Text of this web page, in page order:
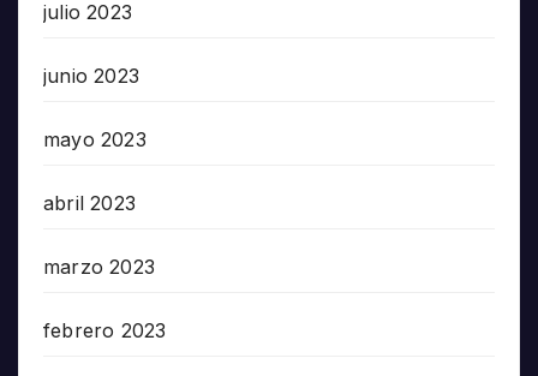
julio 2023
junio 2023
mayo 2023
abril 2023
marzo 2023
febrero 2023